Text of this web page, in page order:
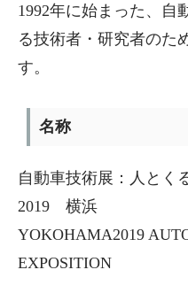
1992年に始まった、自
る技術者・研究者のた
す。
名称
自動車技術展：人とく
2019 横浜
YOKOHAMA2019
EXPOSITION